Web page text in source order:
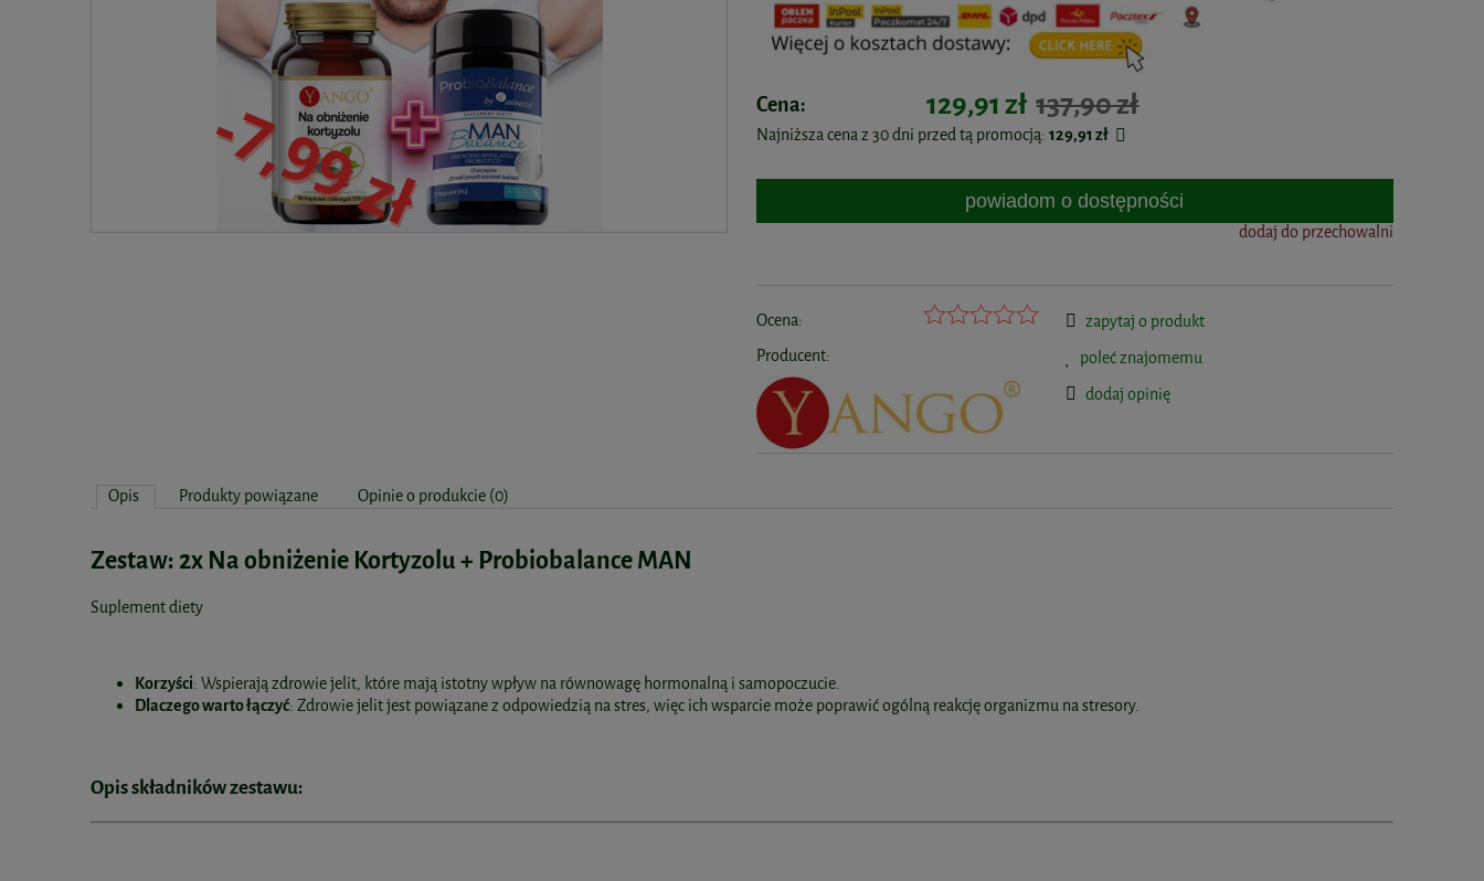
Cena: 129,91 zł 137,90 zł
Najniższa cena z 30 dni przed tą promocją: 129,91 zł
powiadom o dostępności
dodaj do przechowalni
Ocena:
Producent:
zapytaj o produkt
poleć znajomemu
dodaj opinię
Opis Produkty powiązane Opinie o produkcie (0)
Zestaw: 2x Na obniżenie Kortyzolu + Probiobalance MAN
Suplement diety
Korzyści: Wspierają zdrowie jelit, które mają istotny wpływ na równowagę hormonalną i samopoczucie.
Dlaczego warto łączyć: Zdrowie jelit jest powiązane z odpowiedzią na stres, więc ich wsparcie może poprawić ogólną reakcję organizmu na stresory.
Opis składników zestawu: